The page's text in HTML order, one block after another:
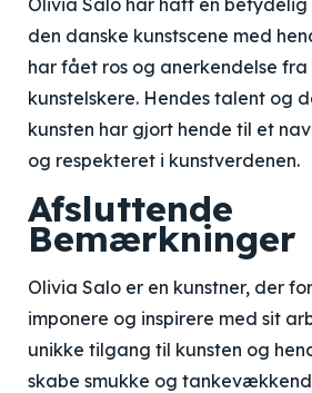
Olivia Salo har haft en
den danske kunstscene med
har fået ros og anerkendelse
kunstelskere. Hendes talent og
kunsten har gjort hende til et
og respekteret i kunstverdenen.
Afsluttende
Bemærkninger
Olivia Salo er en kunstner, der
imponere og inspirere med sit
unikke tilgang til kunsten og
skabe smukke og